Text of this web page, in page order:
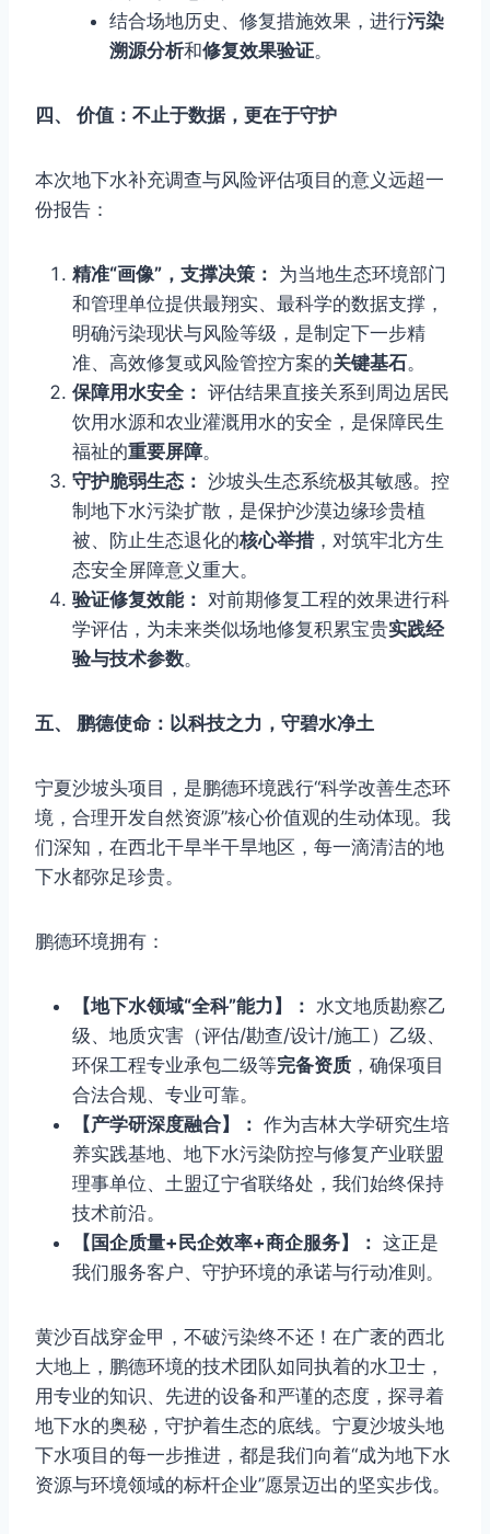
结合场地历史、修复措施效果，进行污染
溯源分析和修复效果验证。
四、 价值：不止于数据，更在于守护
本次地下水补充调查与风险评估项目的意义远超一
份报告：
精准“画像”，支撑决策： 为当地生态环境部门
和管理单位提供最翔实、最科学的数据支撑，
明确污染现状与风险等级，是制定下一步精
准、高效修复或风险管控方案的关键基石。
保障用水安全： 评估结果直接关系到周边居民
饮用水源和农业灌溉用水的安全，是保障民生
福祉的重要屏障。
守护脆弱生态： 沙坡头生态系统极其敏感。控
制地下水污染扩散，是保护沙漠边缘珍贵植
被、防止生态退化的核心举措，对筑牢北方生
态安全屏障意义重大。
验证修复效能： 对前期修复工程的效果进行科
学评估，为未来类似场地修复积累宝贵实践经
验与技术参数。
五、 鹏德使命：以科技之力，守碧水净土
宁夏沙坡头项目，是鹏德环境践行“科学改善生态环
境，合理开发自然资源”核心价值观的生动体现。我
们深知，在西北干旱半干旱地区，每一滴清洁的地
下水都弥足珍贵。
鹏德环境拥有：
【地下水领域“全科”能力】： 水文地质勘察乙
级、地质灾害（评估/勘查/设计/施工）乙级、
环保工程专业承包二级等完备资质 ，确保项目
合法合规、专业可靠。
【产学研深度融合】： 作为吉林大学研究生培
养实践基地、地下水污染防控与修复产业联盟
理事单位、土盟辽宁省联络处，我们始终保持
技术前沿。
【国企质量+民企效率+商企服务】： 这正是
我们服务客户、守护环境的承诺与行动准则。
黄沙百战穿金甲，不破污染终不还！在广袤的西北
大地上，鹏德环境的技术团队如同执着的水卫士，
用专业的知识、先进的设备和严谨的态度，探寻着
地下水的奥秘，守护着生态的底线。宁夏沙坡头地
下水项目的每一步推进，都是我们向着“成为地下水
资源与环境领域的标杆企业”愿景迈出的坚实步伐。